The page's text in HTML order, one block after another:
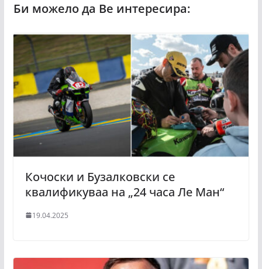
Кочоски и Бузалковски се
квалификуваа на „24 часа Ле Ман“
19.04.2025